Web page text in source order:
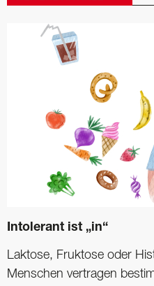
Intolerant ist „in“
Laktose, Fruktose oder
Menschen vertragen